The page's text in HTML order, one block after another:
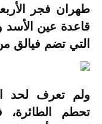
قاعدة عين الأسد
التي تضم فيالق
ولم تعرف لحد
تحطم